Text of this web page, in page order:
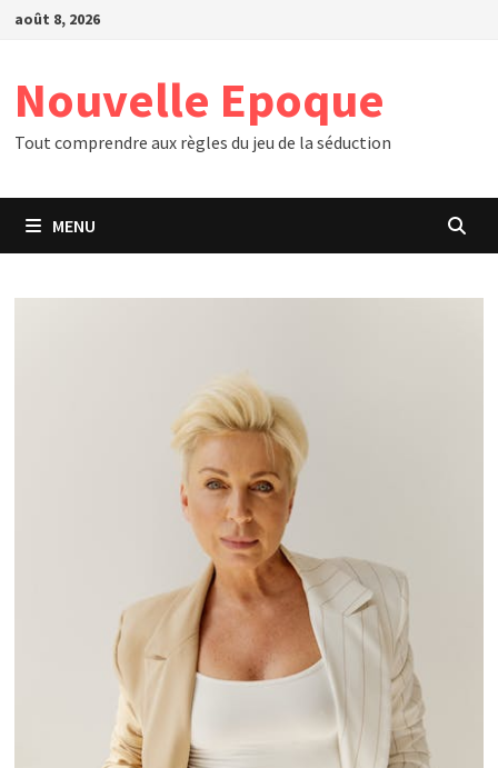
Passer
août 8, 2026
Nouvelle Epoque
Tout comprendre aux règles du jeu de la séduction
MENU